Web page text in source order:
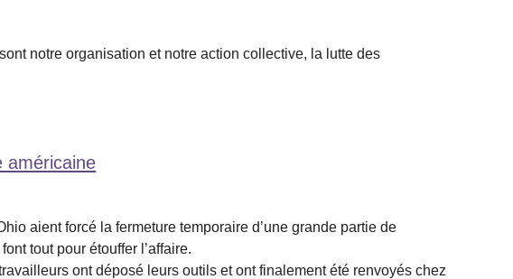
notre organisation et notre action collective, la lutte des
américaine
aient forcé la fermeture temporaire d’une grande partie de
tout pour étouffer l’affaire.
ont déposé leurs outils et ont finalement été renvoyés chez